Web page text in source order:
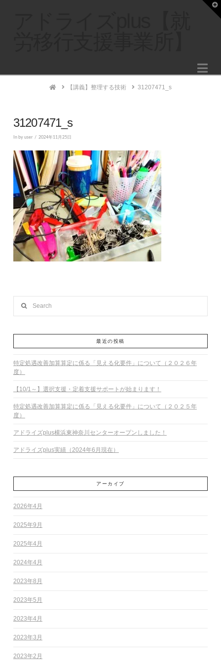
Home【講義】整理する技術 31207471_s
31207471_s
In by user 2024年11月25日
最近の投稿
特定処遇改善加算算定に係る「見える化要件」について（２０２６年
度）
【10/1～】選択支援・定着支援サポートが始まります！
特定処遇改善加算算定に係る「見える化要件」について（２０２５年
度）
アドライズplus横浜東神奈川センターオープンしました！
アドライズplus実績（2024年6月現在）
アーカイブ
2026年4月
2025年9月
2025年4月
2024年4月
2023年8月
2023年5月
2023年4月
2023年3月
2023年2月